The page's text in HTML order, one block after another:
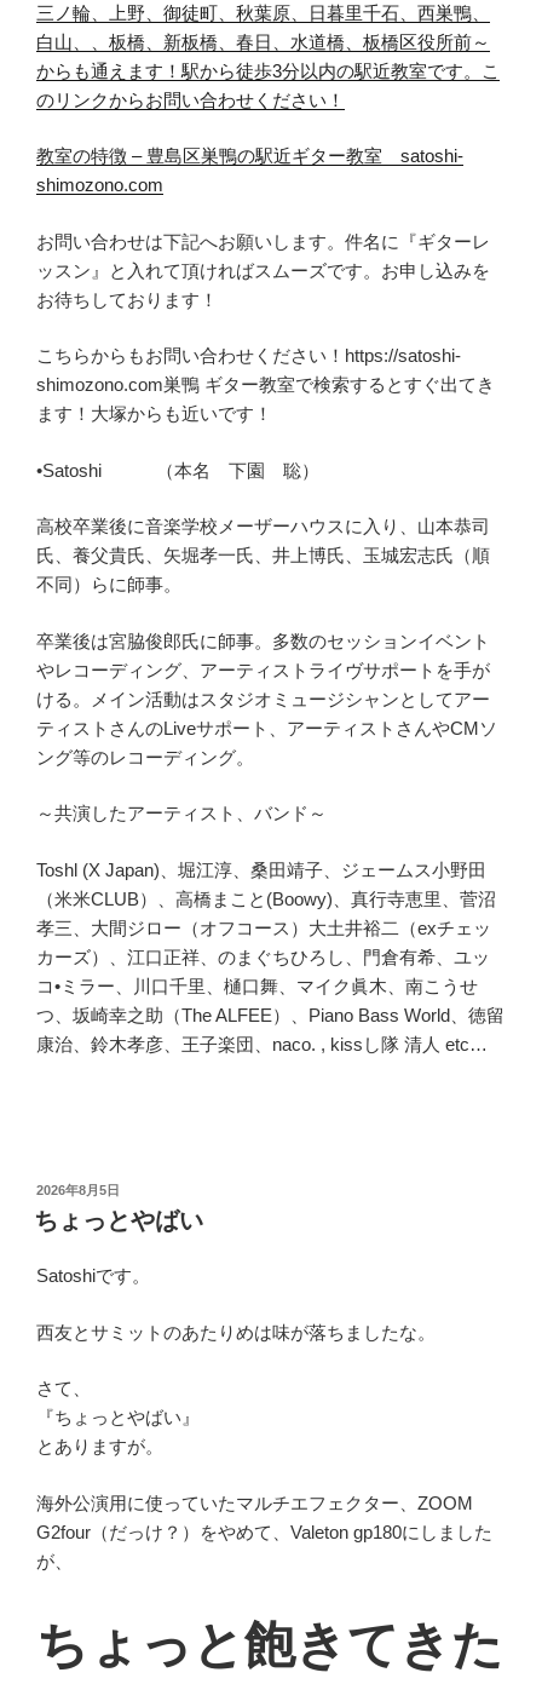
三ノ輪、上野、御徒町、秋葉原、日暮里千石、西巣鴨、
白山、、板橋、新板橋、春日、水道橋、板橋区役所前～
からも通えます！ 駅から徒歩3分以内の駅近教室です。
こ
のリンクからお問い合わせ ください！
教室の特徴 – 豊島区巣鴨の駅近ギター教室 satoshi-
shimozono.com
お問い合わせは下記へお願いします。件名に『ギターレ
ッスン』と入れて頂ければスムーズです。お申し込みを
お待ちしております！
こちらからもお問い合わせください！https://satoshi-
shimozono.com巣鴨 ギター教室で検索するとすぐ出てき
ます！大塚からも近いです！
•Satoshi （本名 下園 聡）
高校卒業後に音楽学校メーザーハウスに入り、山本恭司
氏、養父貴氏、矢堀孝一氏、井上博氏、玉城宏志氏（順
不同）らに師事。
卒業後は宮脇俊郎氏に師事。多数のセッションイベント
やレコーディング、アーティストライヴサポートを手が
ける。メイン活動はスタジオミュージシャンとしてアー
ティストさんのLiveサポート、アーティストさんやCMソ
ング等のレコーディング。
～共演したアーティスト、バンド～
Toshl (X Japan)、堀江淳、桑田靖子、ジェームス小野田
（米米CLUB）、高橋まこと(Boowy)、真行寺恵里、菅沼
孝三、大間ジロー（オフコース）大土井裕二（exチェッ
カーズ）、江口正祥、のまぐちひろし、門倉有希、ユッ
コ•ミラー、川口千里、樋口舞、マイク眞木、南こうせ
つ、坂崎幸之助（The ALFEE）、Piano Bass World、徳留
康治、鈴木孝彦、王子楽団、naco. , kissし隊 清人 etc…
投
稿
日:
2026年8月5日
ちょっとやばい
Satoshiです。
西友とサミットのあたりめは味が落ちましたな。
さて、
『ちょっとやばい』
とありますが。
海外公演用に使っていたマルチエフェクター、ZOOM
G2four（だっけ？）をやめて、Valeton gp180にしました
が、
ちょっと飽きてきた